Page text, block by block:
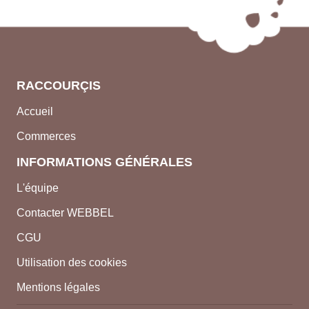
RACCOURÇIS
Accueil
Commerces
INFORMATIONS GÉNÉRALES
L'équipe
Contacter WEBBEL
CGU
Utilisation des cookies
Mentions légales